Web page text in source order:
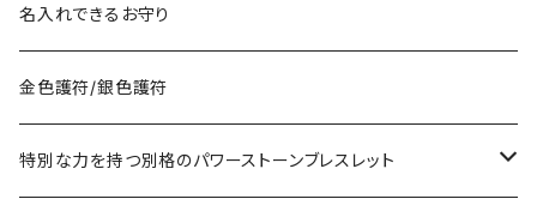
宝くじに御利益ある組合せ
サマージャンボ宝くじに当たりたい時の組合せ
バレンタインジャンボ宝くじに当たりたい時の組合せ
お金に御利益ある組合せ
給料を増やしたい
恋愛・縁結びで御利益ある組合せ
名入れできるお守り
金色護符/銀色護符
特別な力を持つ別格のパワーストーンブレスレット